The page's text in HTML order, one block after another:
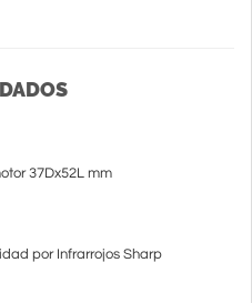
37Dx52L mm
por Infrarrojos Sharp